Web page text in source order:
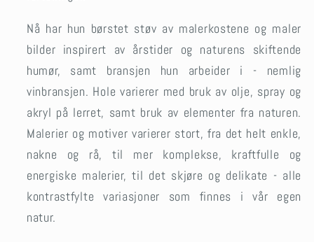
Nå har hun børstet støv av malerkostene og maler
bilder inspirert av årstider og naturens skiftende
humør, samt bransjen hun arbeider i - nemlig
vinbransjen. Hole varierer med bruk av olje, spray og
akryl på lerret, samt bruk av elementer fra naturen.
Malerier og motiver varierer stort, fra det helt enkle,
nakne og rå, til mer komplekse, kraftfulle og
energiske malerier, til det skjøre og delikate - alle
kontrastfylte variasjoner som finnes i vår egen
natur.